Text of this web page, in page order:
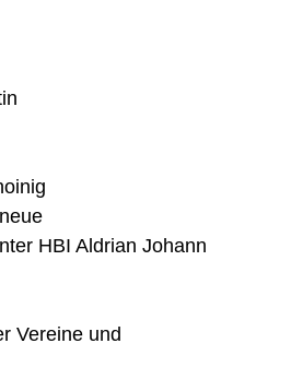
HBI Aldrian Johann
Vereine und